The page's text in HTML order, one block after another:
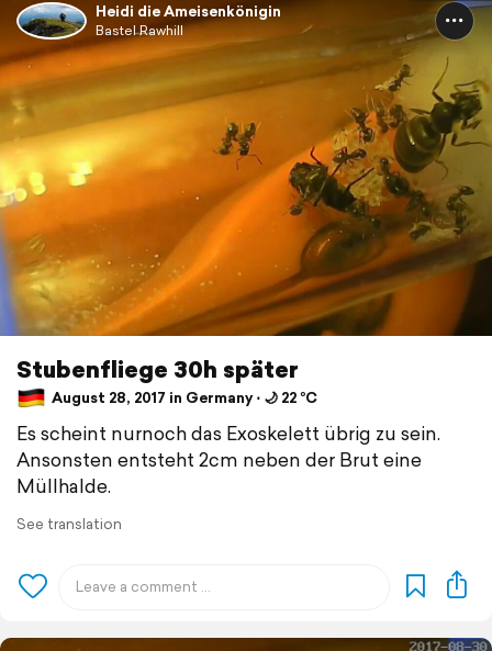
Heidi die Ameisenkönigin
Bastel Rawhill
Stubenfliege 30h später
August 28, 2017 in Germany ⋅ 🌙 22 °C
Es scheint nurnoch das Exoskelett übrig zu sein.
Ansonsten entsteht 2cm neben der Brut eine
Müllhalde.
See translation